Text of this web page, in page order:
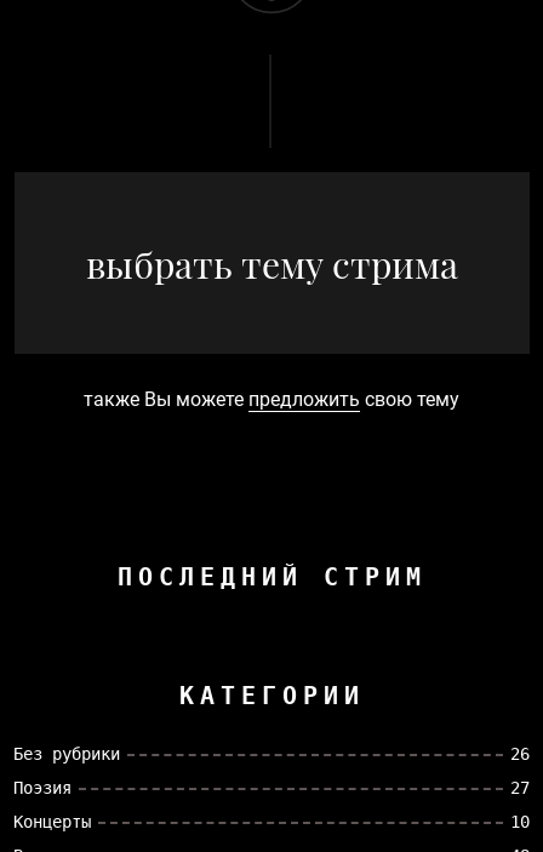
выбрать тему стрима
также Вы можете предложить свою тему
ПОСЛЕДНИЙ СТРИМ
КАТЕГОРИИ
Без рубрики
26
Поэзия
27
Концерты
10